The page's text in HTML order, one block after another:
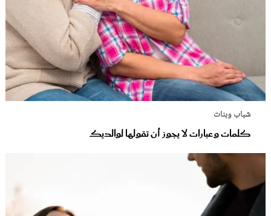
شباب وبنات
كلمات وعبارات لا يجوز أن تقولها لوالديك